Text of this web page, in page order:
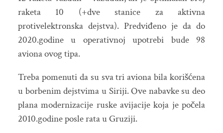
raketa 10 (+dve stanice za aktivna
protivelektronska dejstva). Predviđeno je da do
2020.godine u operativnoj upotrebi bude 98
aviona ovog tipa.
Treba pomenuti da su sva tri aviona bila korišćena
u borbenim dejstvima u Siriji. Ove nabavke su deo
plana modernizacije ruske avijacije koja je počela
2010.godine posle rata u Gruziji.